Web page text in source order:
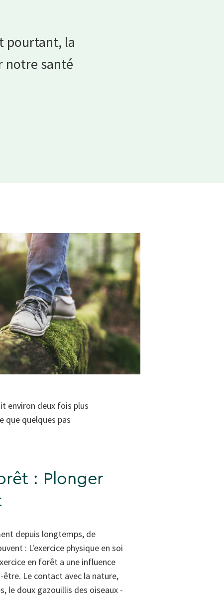
pourtant, la
notre santé
environ deux fois plus
que quelques pas
: Plonger
depuis longtemps, de
: L'exercice physique en soi
en forêt a une influence
Le contact avec la nature,
le doux gazouillis des oiseaux -